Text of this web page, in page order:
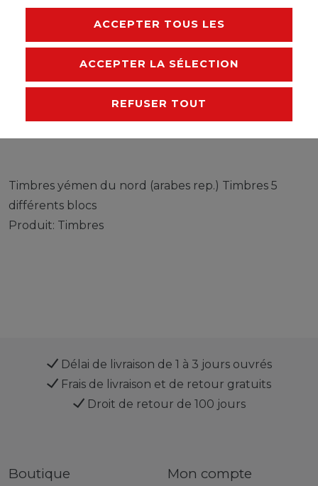
RESPONSABLE DE L'UE
FABRICANT
Timbres yémen du nord (arabes rep.) Timbres 5
différents blocs
Produit: Timbres
Délai de livraison de 1 à 3 jours ouvrés
Frais de livraison et de retour gratuits
Droit de retour de 100 jours
Boutique Mon compte
ACCEPTER TOUS LES
ACCEPTER LA SÉLECTION
REFUSER TOUT